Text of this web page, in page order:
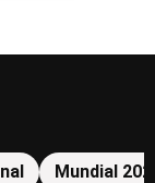
Mundial